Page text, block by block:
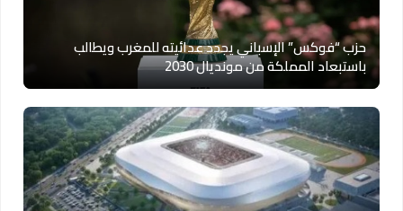
حزب “فوكس” الإسباني يجدد عدائيته للمغرب ويطالب
باستبعاد المملكة من مونديال 2030